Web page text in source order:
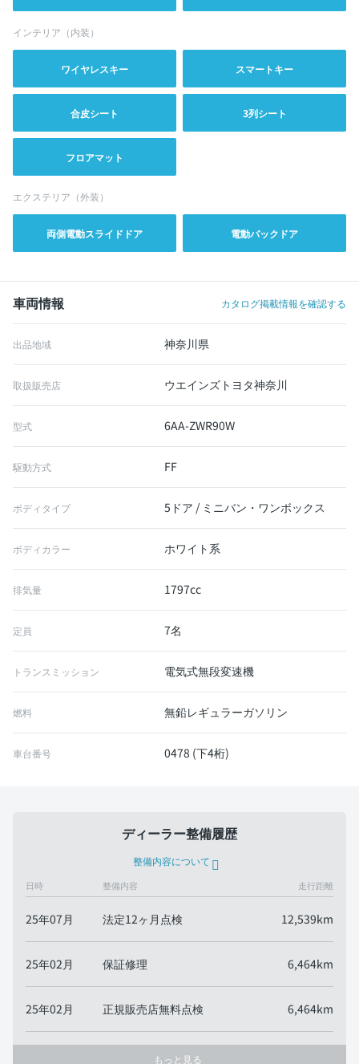
インテリア（内装）
ワイヤレスキー スマートキー
合皮シート 3列シート
フロアマット
エクステリア（外装）
両側電動スライドドア 電動バックドア
車両情報 カタログ掲載情報を確認する
出品地域 神奈川県
取扱販売店 ウエインズトヨタ神奈川
型式 6AA-ZWR90W
駆動方式 FF
ボディタイプ 5ドア / ミニバン・ワンボックス
ボディカラー ホワイト系
排気量 1797cc
定員 7名
トランスミッション 電気式無段変速機
燃料 無鉛レギュラーガソリン
車台番号 0478 (下4桁)
ディーラー整備履歴
整備内容について
日時 整備内容 走行距離
25年07月 法定12ヶ月点検 12,539km
25年02月 保証修理 6,464km
25年02月 正規販売店無料点検 6,464km
もっと見る